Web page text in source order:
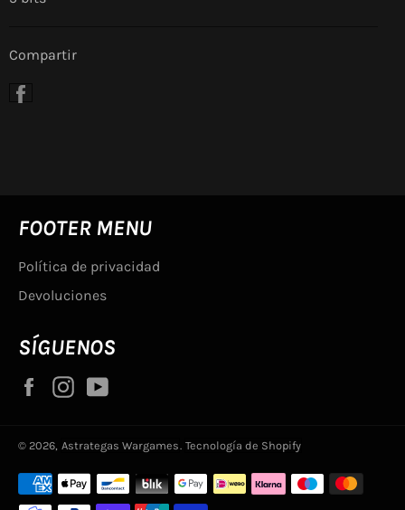
Compartir
FOOTER MENU
Política de privacidad
Devoluciones
SÍGUENOS
FacebookInstagram
© 2026, Astrategas Wargames. Tecnología de Shopify
Métodos
de